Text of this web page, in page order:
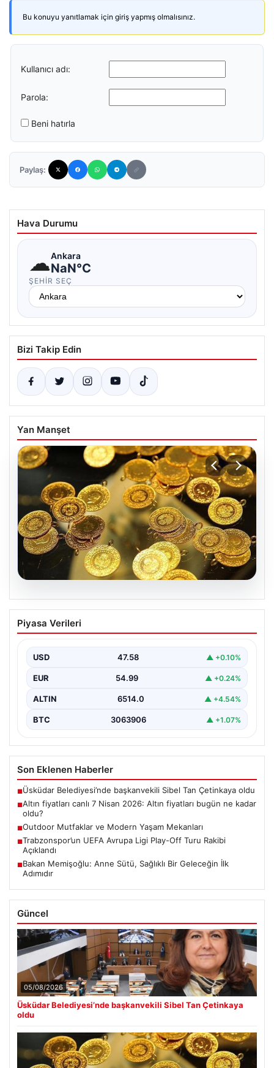
Bu konuyu yanıtlamak için giriş yapmış olmalısınız.
Kullanıcı adı:
Parola:
Beni hatırla
Paylaş:
Hava Durumu
☁Ankara
NaN°C
ŞEHIR SEÇ
Bizi Takip Edin
Yan Manşet
05.08.2026
Altın fiyatları canlı 7 Nisan 2026: Altın
fiyatları bugün ne kadar oldu?
Piyasa Verileri
USD 47.58 ▲ +0.10%
EUR 54.99 ▲ +0.24%
ALTIN 6514.0 ▲ +4.54%
BTC 3063906 ▲ +1.07%
Son Eklenen Haberler
■Üsküdar Belediyesi’nde başkanvekili Sibel Tan Çetinkaya oldu
■Altın fiyatları canlı 7 Nisan 2026: Altın fiyatları bugün ne kadar
oldu?
■Outdoor Mutfaklar ve Modern Yaşam Mekanları
■Trabzonspor’un UEFA Avrupa Ligi Play-Off Turu Rakibi
Açıklandı
■Bakan Memişoğlu: Anne Sütü, Sağlıklı Bir Geleceğin İlk
Adımıdır
Güncel
05/08/2026
Üsküdar Belediyesi’nde başkanvekili Sibel Tan Çetinkaya
oldu